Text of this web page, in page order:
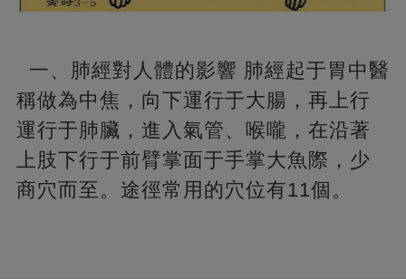
一、肺經對人體的影響 肺經起于胃中醫
稱做為中焦，向下運行于大腸，再上行
運行于肺臟，進入氣管、喉嚨，在沿著
上肢下行于前臂掌面于手掌大魚際，少
商穴而至。途徑常用的穴位有11個。